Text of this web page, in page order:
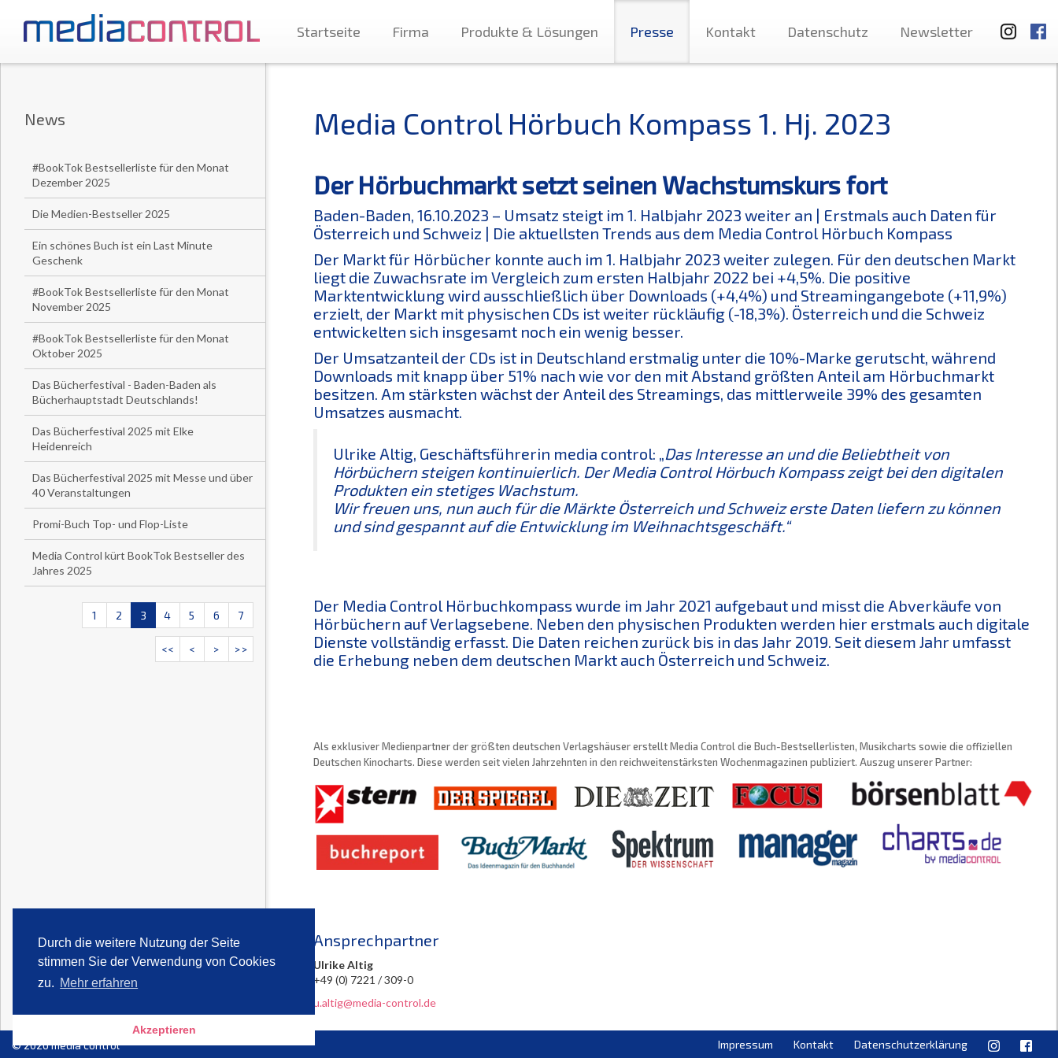
Durch die weitere Nutzung der Seite
stimmen Sie der Verwendung von Cookies
zu. Mehr erfahren
Akzeptieren
Startseite Firma Produkte & Lösungen Presse Kontakt Datenschutz Newsletter
News
#BookTok Bestsellerliste für den Monat
Dezember 2025
Die Medien-Bestseller 2025
Ein schönes Buch ist ein Last Minute
Geschenk
#BookTok Bestsellerliste für den Monat
November 2025
#BookTok Bestsellerliste für den Monat
Oktober 2025
Das Bücherfestival - Baden-Baden als
Bücherhauptstadt Deutschlands!
Das Bücherfestival 2025 mit Elke
Heidenreich
Das Bücherfestival 2025 mit Messe und über
40 Veranstaltungen
Promi-Buch Top- und Flop-Liste
Media Control kürt BookTok Bestseller des
Jahres 2025
1 2 3 4 5 6 7
<< < > >>
Media Control Hörbuch Kompass 1. Hj. 2023
Der Hörbuchmarkt setzt seinen Wachstumskurs fort
Baden-Baden, 16.10.2023 – Umsatz steigt im 1. Halbjahr 2023 weiter an | Erstmals auch Daten für
Österreich und Schweiz | Die aktuellsten Trends aus dem Media Control Hörbuch Kompass
Der Markt für Hörbücher konnte auch im 1. Halbjahr 2023 weiter zulegen. Für den deutschen Markt
liegt die Zuwachsrate im Vergleich zum ersten Halbjahr 2022 bei +4,5%. Die positive
Marktentwicklung wird ausschließlich über Downloads (+4,4%) und Streamingangebote (+11,9%)
erzielt, der Markt mit physischen CDs ist weiter rückläufig (-18,3%). Österreich und die Schweiz
entwickelten sich insgesamt noch ein wenig besser.
Der Umsatzanteil der CDs ist in Deutschland erstmalig unter die 10%-Marke gerutscht, während
Downloads mit knapp über 51% nach wie vor den mit Abstand größten Anteil am Hörbuchmarkt
besitzen. Am stärksten wächst der Anteil des Streamings, das mittlerweile 39% des gesamten
Umsatzes ausmacht.
Ulrike Altig, Geschäftsführerin media control: „Das Interesse an und die Beliebtheit von
Hörbüchern steigen kontinuierlich. Der Media Control Hörbuch Kompass zeigt bei den digitalen
Produkten ein stetiges Wachstum.
Wir freuen uns, nun auch für die Märkte Österreich und Schweiz erste Daten liefern zu können
und sind gespannt auf die Entwicklung im Weihnachtsgeschäft.“
Der Media Control Hörbuchkompass wurde im Jahr 2021 aufgebaut und misst die Abverkäufe von
Hörbüchern auf Verlagsebene. Neben den physischen Produkten werden hier erstmals auch digitale
Dienste vollständig erfasst. Die Daten reichen zurück bis in das Jahr 2019. Seit diesem Jahr umfasst
die Erhebung neben dem deutschen Markt auch Österreich und Schweiz.
Als exklusiver Medienpartner der größten deutschen Verlagshäuser erstellt Media Control die Buch-Bestsellerlisten, Musikcharts sowie die offiziellen
Deutschen Kinocharts. Diese werden seit vielen Jahrzehnten in den reichweitenstärksten Wochenmagazinen publiziert. Auszug unserer Partner:
Ansprechpartner
Ulrike Altig
+49 (0) 7221 / 309-0
u.altig@media-control.de
© 2026 media control Impressum Kontakt Datenschutzerklärung